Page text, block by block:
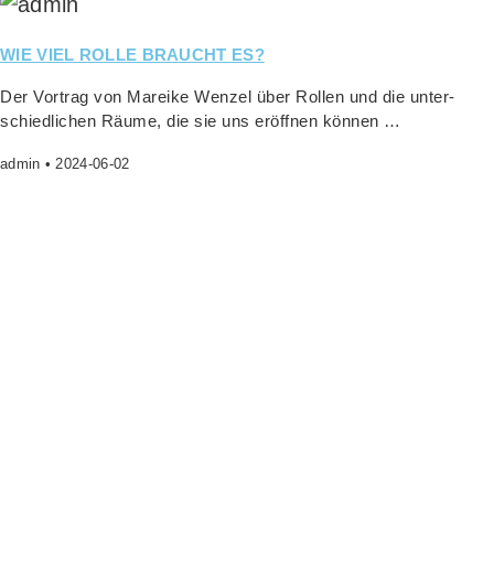
WIE VIEL ROLLE BRAUCHT ES?
Der Vor­trag von Marei­ke Wen­zel über Rol­len und die unter­
schied­li­chen Räu­me, die sie uns eröff­nen können …
admin 2024-06-02